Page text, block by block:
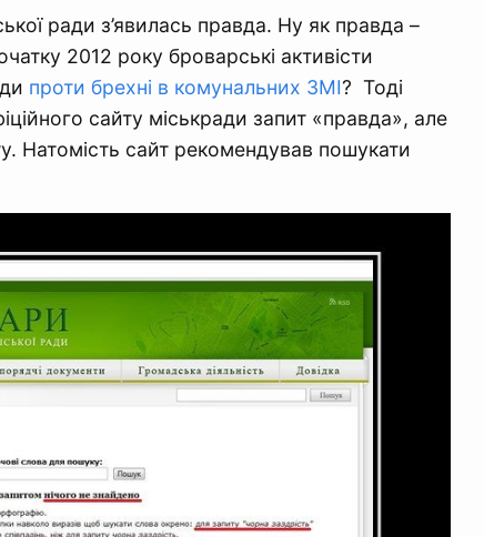
ради з’явилась правда. Ну як правда –
2012 року броварські активісти
проти брехні в комунальних ЗМІ? Тоді
сайту міськради запит «правда», але
Натомість сайт рекомендував пошукати